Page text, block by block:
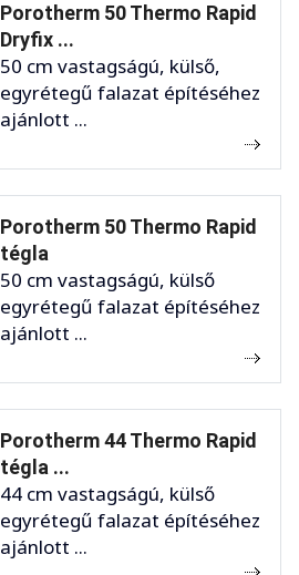
Porotherm 50 Thermo Rapid
Dryfix ...
50 cm vastagságú, külső,
egyrétegű falazat építéséhez
ajánlott ...
Porotherm 50 Thermo Rapid
tégla
50 cm vastagságú, külső
egyrétegű falazat építéséhez
ajánlott ...
Porotherm 44 Thermo Rapid
tégla ...
44 cm vastagságú, külső
egyrétegű falazat építéséhez
ajánlott ...